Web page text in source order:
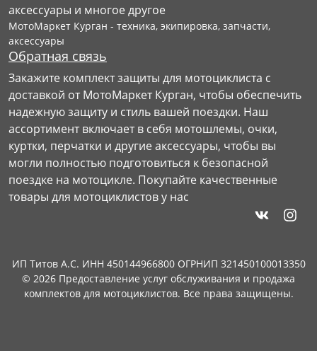
МотоМаркет Курган - техника, экипировка, запчасти,
аксессуары
Обратная связь
Закажите комплект защиты для мотоциклиста с
доставкой от МотоМаркет Курган, чтобы обеспечить
надежную защиту и стиль вашей поездки. Наш
ассортимент включает в себя мотошлемы, очки,
куртки, перчатки и другие аксессуары, чтобы вы
могли полностью подготовиться к безопасной
поездке на мотоцикле. Покупайте качественные
товары для мотоциклистов у нас
ИП Титов А.С. ИНН 450144966800 ОГРНИП 321450100013350
© 2026 Предоставление услуг обслуживания и продажа
комплектов для мотоциклистов. Все права защищены.